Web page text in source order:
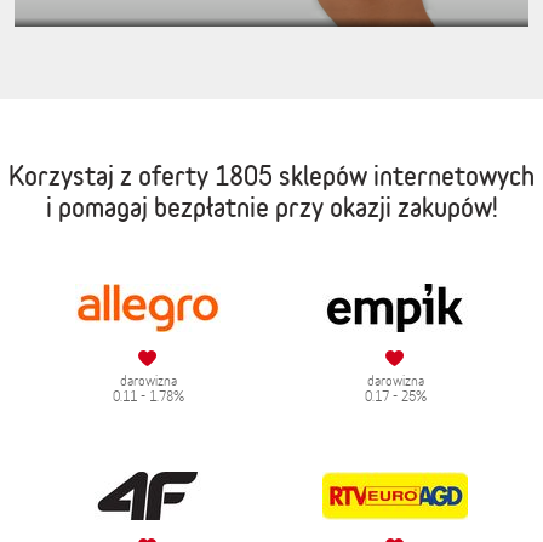
Korzystaj z oferty 1805 sklepów internetowych
i pomagaj bezpłatnie przy okazji zakupów!
darowizna
0.11 - 1.78%
darowizna
0.17 - 25%